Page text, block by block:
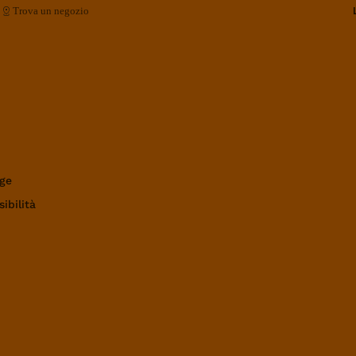
Trova un negozio